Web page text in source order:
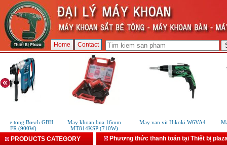
Home Contact
be tong Bosch GBH
(900W)
May khoan bua 16mm
MT814KSP (710W)
May van vit Hikoki W6VA4
PRODUCTS CATEGORY
Phương thức thanh toán tại Thiết bị